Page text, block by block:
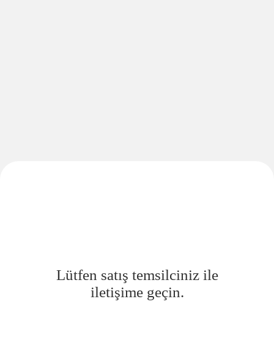
Lütfen satış temsilciniz ile
iletişime geçin.